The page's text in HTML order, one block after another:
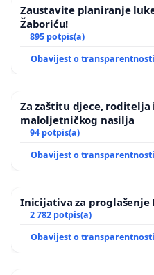
Zaustavite planiranje
Žaboriću!
895 potpis(a)
Obavijest o transparentnosti
Za zaštitu djece,
maloljetničkog nasilja
94 potpis(a)
Obavijest o transparentnosti
Inicijativa za proglašenje
2 782 potpis(a)
Obavijest o transparentnosti